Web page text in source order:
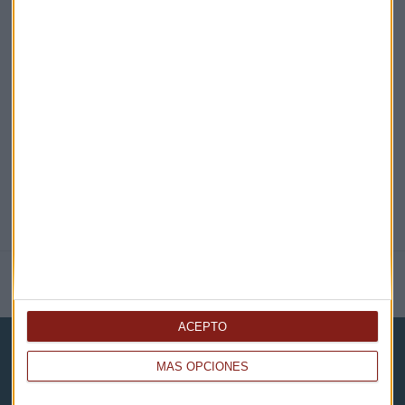
MÁS OPCIONES
ACEPTO
NOTICIAS RELACIONADAS